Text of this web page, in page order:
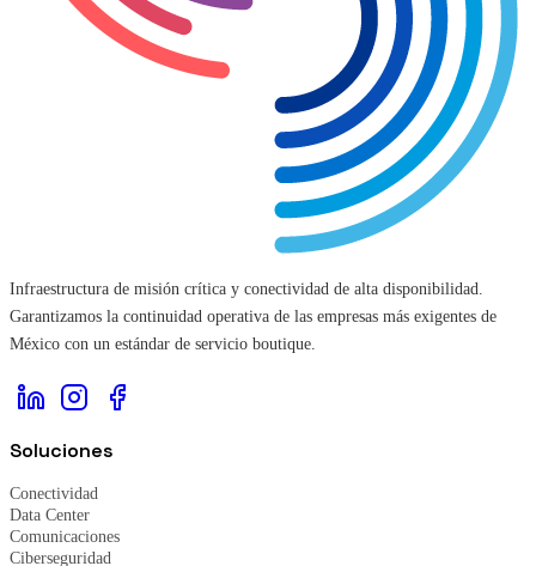
Infraestructura de misión crítica y conectividad de alta disponibilidad.
Garantizamos la continuidad operativa de las empresas más exigentes de
México con un estándar de servicio boutique.
Soluciones
Conectividad
Data Center
Comunicaciones
Ciberseguridad